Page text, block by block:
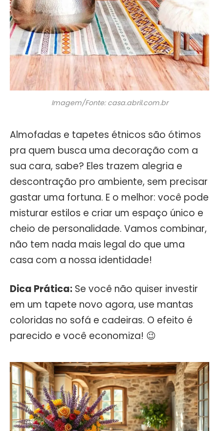
Imagem/Fonte: casa.abril.com.br
Almofadas e tapetes étnicos são ótimos
pra quem busca uma decoração com a
sua cara, sabe? Eles trazem alegria e
descontração pro ambiente, sem precisar
gastar uma fortuna. E o melhor: você pode
misturar estilos e criar um espaço único e
cheio de personalidade. Vamos combinar,
não tem nada mais legal do que uma
casa com a nossa identidade!
Dica Prática: Se você não quiser investir
em um tapete novo agora, use mantas
coloridas no sofá e cadeiras. O efeito é
parecido e você economiza! 😉